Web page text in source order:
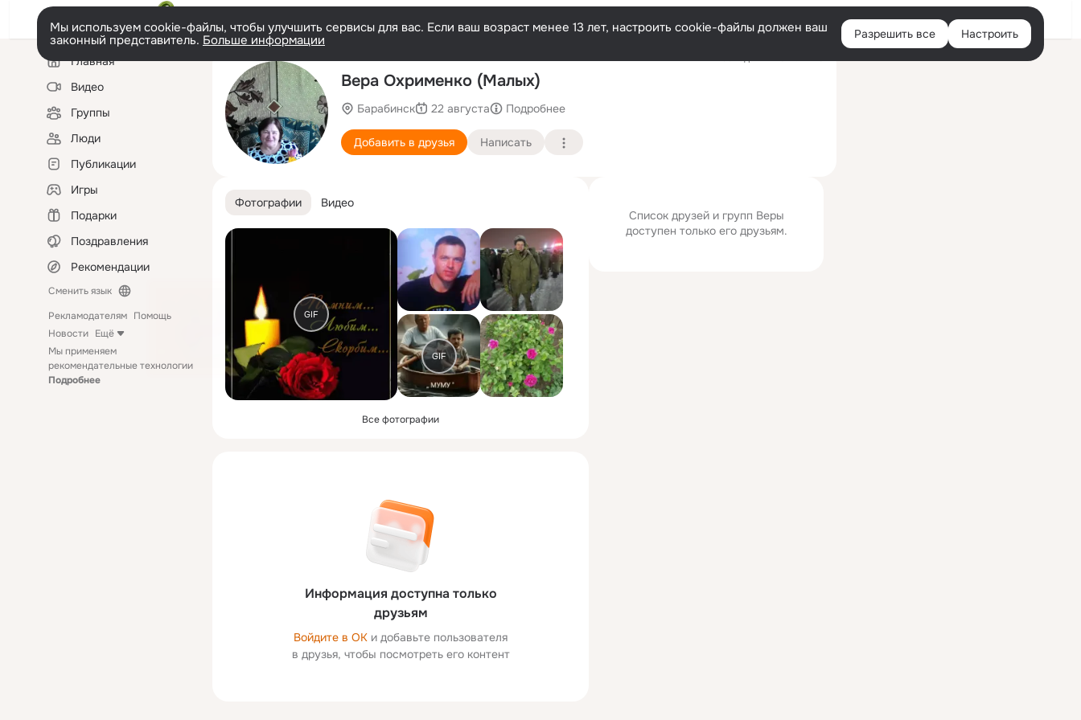
Войти
Мы используем cookie-файлы, чтобы улучшить сервисы для вас. Если ваш возраст менее 13 лет, настроить cookie-файлы должен ваш
законный представитель. Больше информации Разрешить все Настроить
Левая
колонкаГлавная
Видео
Группы
Люди
Публикации
Игры
Подарки
Поздравления
Рекомендации
Сменить язык
Рекламодателям Помощь
Новости Ещё
Мы применяем
рекомендательные технологии
Подробнее
Вера Охрименко (Малых)
Барабинск 22 августа Подробнее
Добавить в друзья Написать
Фотографии Видео
GIF
GIF
Все фотографии
Информация доступна только
друзьям
Войдите в ОК и добавьте пользователя
в друзья, чтобы посмотреть его контент
Список друзей и групп Веры
доступен только его друзьям.